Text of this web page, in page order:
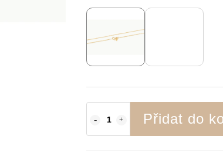
Přidat do